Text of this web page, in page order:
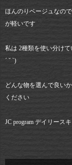
ほんのりベージュなの
が軽いです
私は 2種類を使い分け
´ ˘ `)
どんな物を選んで良い
ください
JC program デイリース